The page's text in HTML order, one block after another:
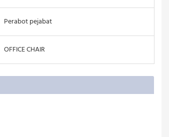
Perabot pejabat
OFFICE CHAIR